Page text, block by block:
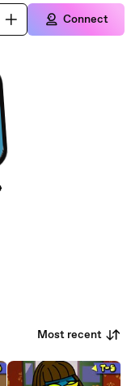
Connect
Most recent